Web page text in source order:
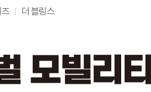
더 블링스